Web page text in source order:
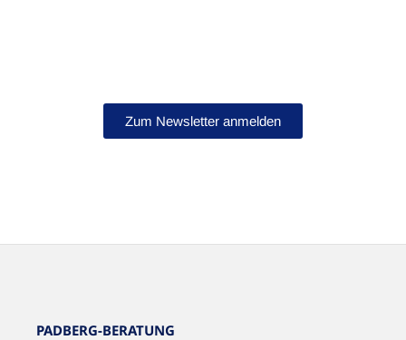
Zum Newsletter anmelden
NEWSLETTER
PADBERG-BERATUNG